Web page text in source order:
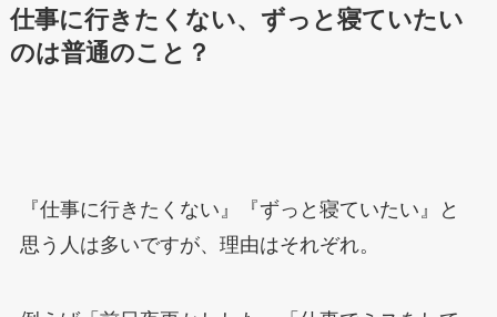
仕事に行きたくない、ずっと寝ていたい
のは普通のこと？
『仕事に行きたくない』『ずっと寝ていたい』と
思う人は多いですが、理由はそれぞれ。